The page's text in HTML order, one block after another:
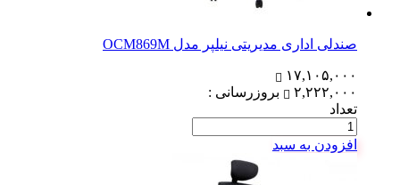
صندلی اداری مدیریتی نیلپر مدل OCM869M
۱۷,۱۰۵,۰۰۰
۲,۲۲۲,۰۰۰
بروزرسانی :
تعداد
افزودن به سبد